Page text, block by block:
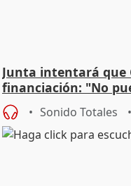
Junta intentará que
financiación: "No
Sonido Totales